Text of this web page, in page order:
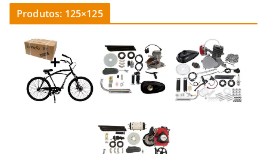
Produtos: 125×125